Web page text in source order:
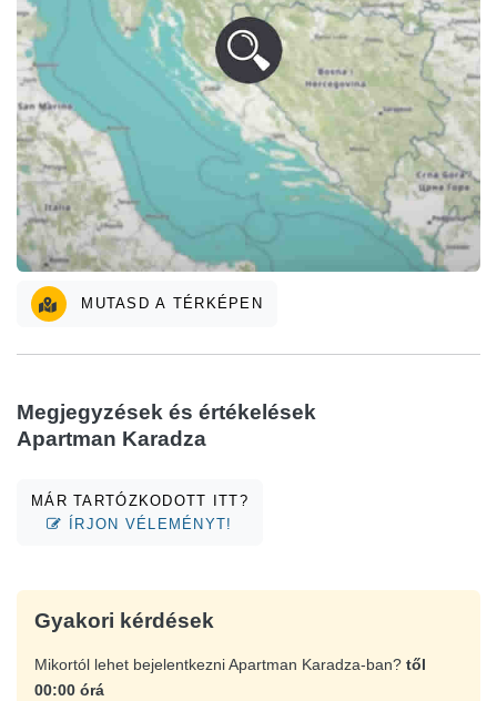
MUTASD A TÉRKÉPEN
Megjegyzések és értékelések
Apartman Karadza
MÁR TARTÓZKODOTT ITT?
ÍRJON VÉLEMÉNYT!
Gyakori kérdések
Mikortól lehet bejelentkezni Apartman Karadza-ban? től
00:00 órá